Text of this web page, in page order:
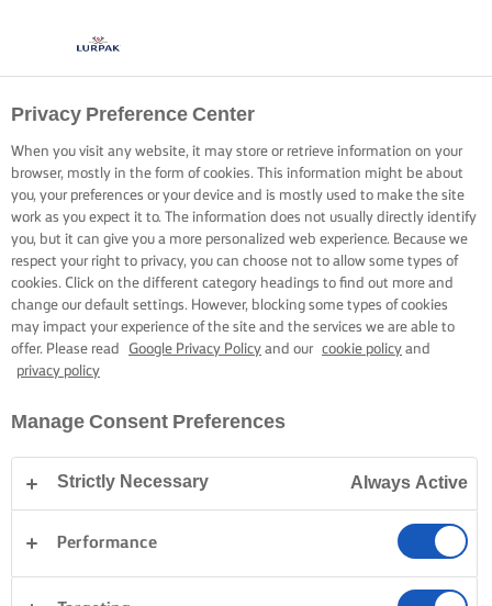
Privacy Preference Center
When you visit any website, it may store or retrieve information on your
browser, mostly in the form of cookies. This information might be about
you, your preferences or your device and is mostly used to make the site
work as you expect it to. The information does not usually directly identify
you, but it can give you a more personalized web experience. Because we
respect your right to privacy, you can choose not to allow some types of
cookies. Click on the different category headings to find out more and
change our default settings. However, blocking some types of cookies
may impact your experience of the site and the services we are able to
offer. Please read
Google Privacy Policy and our cookie policy and
privacy policy
Manage Consent Preferences
Strictly Necessary Always Active
Performance